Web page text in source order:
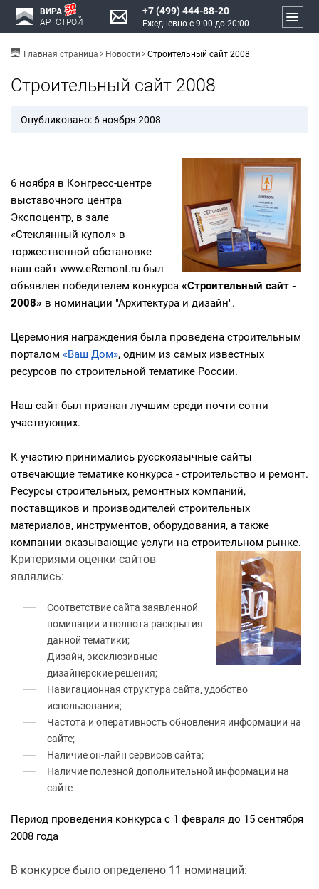
ВИРА
АРТСТРОЙ
+7 (499) 444-88-20
Ежедневно с 9:00 до 20:00
Главная страница Новости Строительный сайт 2008
Строительный сайт 2008
Опубликовано: 6 ноября 2008
6 ноября в Конгресс-центре
выставочного центра
Экспоцентр, в зале
«Стеклянный купол» в
торжественной обстановке
наш сайт www.eRemont.ru был
объявлен победителем конкурса «Строительный сайт -
2008» в номинации "Архитектура и дизайн".
Церемония награждения была проведена строительным
порталом «Ваш Дом», одним из самых известных
ресурсов по строительной тематике России.
Наш сайт был признан лучшим среди почти сотни
участвующих.
К участию принимались русскоязычные сайты
отвечающие тематике конкурса - строительство и ремонт.
Ресурсы строительных, ремонтных компаний,
поставщиков и производителей строительных
материалов, инструментов, оборудования, а также
компании оказывающие услуги на строительном рынке.
Критериями оценки сайтов
являлись:
Соответствие сайта заявленной
номинации и полнота раскрытия
данной тематики;
Дизайн, эксклюзивные
дизайнерские решения;
Навигационная структура сайта, удобство
использования;
Частота и оперативность обновления информации на
сайте;
Наличие он-лайн сервисов сайта;
Наличие полезной дополнительной информации на
сайте
Период проведения конкурса с 1 февраля до 15 сентября
2008 года
В конкурсе было определено 11 номинаций: